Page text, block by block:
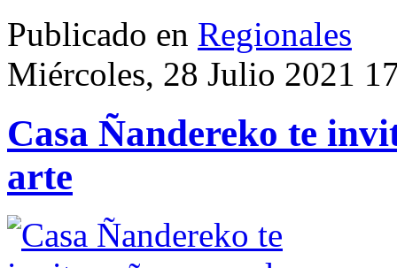
Publicado en Regionales
Miércoles, 28 Julio 2021
Casa Ñandereko te
arte